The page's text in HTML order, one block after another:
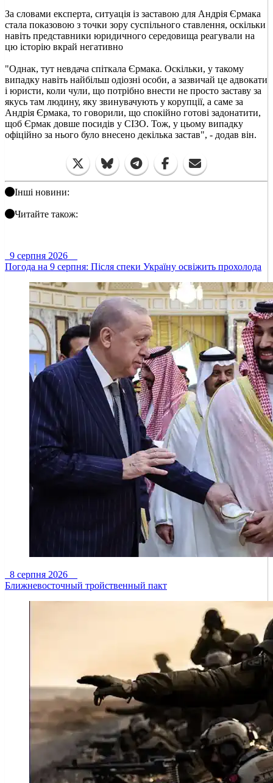
За словами експерта, ситуація із заставою для Андрія Єрмака
стала показовою з точки зору суспільного ставлення, оскільки
навіть представники юридичного середовища реагували на
цю історію вкрай негативно
"Однак, тут невдача спіткала Єрмака. Оскільки, у такому
випадку навіть найбільш одіозні особи, а зазвичай це адвокати
і юристи, коли чули, що потрібно внести не просто заставу за
якусь там людину, яку звинувачують у корупції, а саме за
Андрія Єрмака, то говорили, що спокійно готові задонатити,
щоб Єрмак довше посидів у СІЗО. Тож, у цьому випадку
офіційно за нього було внесено декілька застав", - додав він.
Інші новини:
Читайте також:
9 серпня 2026
Погода на 9 серпня: Після спеки Україну освіжить прохолода
8 серпня 2026
Ближневосточный тройственный пакт